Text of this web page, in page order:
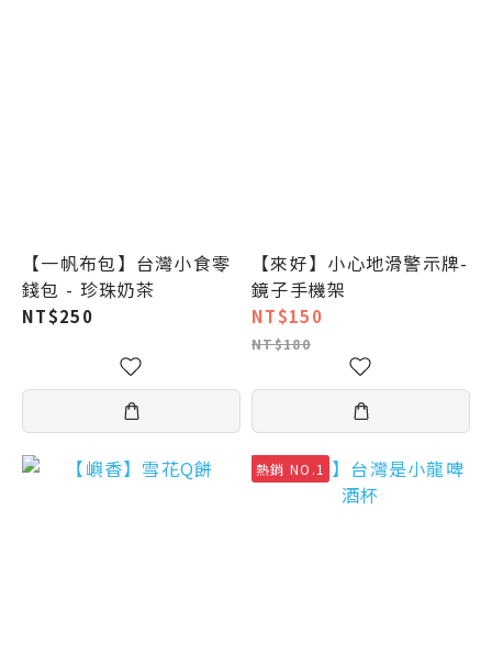
【一帆布包】台灣小食零
錢包 - 珍珠奶茶
NT$250
【來好】小心地滑警示牌-
鏡子手機架
NT$150
NT$180
熱銷 NO.1